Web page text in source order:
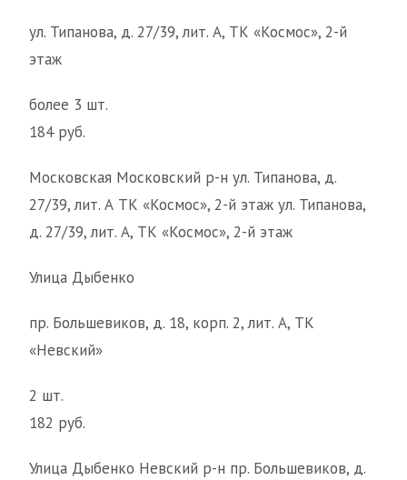
ул. Типанова, д. 27/39, лит. А, ТК «Космос», 2-й
этаж
более 3 шт.
184 руб.
Московская Московский р-н ул. Типанова, д.
27/39, лит. А ТК «Космос», 2-й этаж ул. Типанова,
д. 27/39, лит. А, ТК «Космос», 2-й этаж
Улица Дыбенко
пр. Большевиков, д. 18, корп. 2, лит. А, ТК
«Невский»
2 шт.
182 руб.
Улица Дыбенко Невский р-н пр. Большевиков, д.